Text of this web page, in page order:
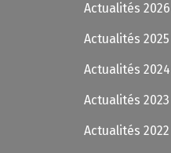
Actualités 2026
Actualités 2025
Actualités 2024
Actualités 2023
Actualités 2022